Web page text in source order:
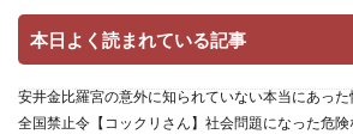
本日よく読まれている記事
安井金比羅宮の意外に知られていない本当にあった
全国禁止令【コックリさん】社会問題になった危